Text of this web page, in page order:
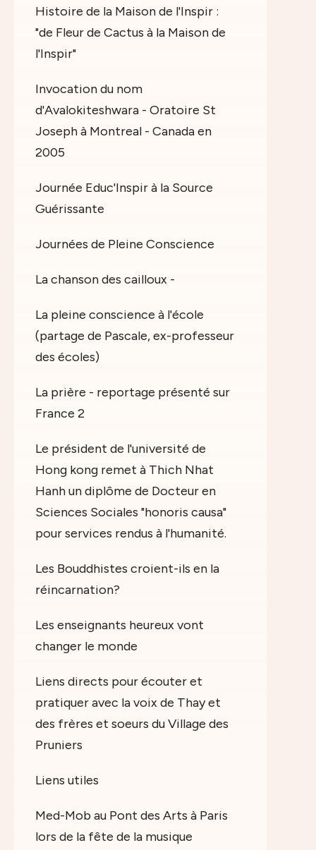
Histoire de la Maison de l'Inspir :
"de Fleur de Cactus à la Maison de
l'Inspir"
Invocation du nom
d'Avalokiteshwara - Oratoire St
Joseph à Montreal - Canada en
2005
Journée Educ'Inspir à la Source
Guérissante
Journées de Pleine Conscience
La chanson des cailloux -
La pleine conscience à l'école
(partage de Pascale, ex-professeur
des écoles)
La prière - reportage présenté sur
France 2
Le président de l'université de
Hong kong remet à Thich Nhat
Hanh un diplôme de Docteur en
Sciences Sociales "honoris causa"
pour services rendus à l'humanité.
Les Bouddhistes croient-ils en la
réincarnation?
Les enseignants heureux vont
changer le monde
Liens directs pour écouter et
pratiquer avec la voix de Thay et
des frères et soeurs du Village des
Pruniers
Liens utiles
Med-Mob au Pont des Arts à Paris
lors de la fête de la musique